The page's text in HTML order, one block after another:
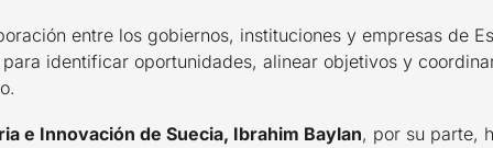
entre los gobiernos, instituciones y empresas de
identificar oportunidades, alinear objetivos y
e Innovación de Suecia, Ibrahim Baylan, por su parte,